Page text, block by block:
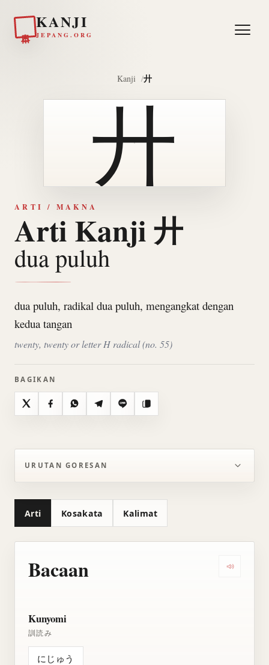
KANJI
JEPANG.ORG
Kanji 廾
廾
ARTI / MAKNA
Arti Kanji 廾
dua puluh
dua puluh, radikal dua puluh, mengangkat dengan
kedua tangan
twenty, twenty or letter H radical (no. 55)
BAGIKAN
X FacebookWhatsAppTelegramLine Salin
URUTAN GORESAN
Arti Kosakata Kalimat
Bacaan
Kunyomi
訓読み
にじゅう